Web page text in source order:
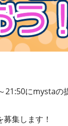
にmysta
集します！